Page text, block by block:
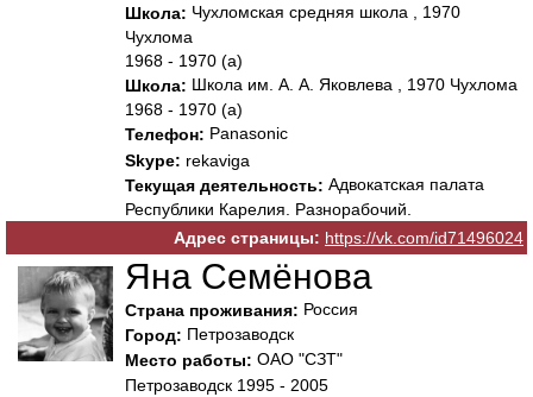
Школа: Чухломская средняя школа , 1970
Чухлома
1968 - 1970 (а)
Школа: Школа им. А. А. Яковлева , 1970 Чухлома
1968 - 1970 (а)
Телефон: Panasonic
Skype: rekaviga
Текущая деятельность: Адвокатская палата
Республики Карелия. Разнорабочий.
Адрес страницы: https://vk.com/id71496024
Яна Семёнова
Страна проживания: Россия
Город: Петрозаводск
Место работы: ОАО "СЗТ"
Петрозаводск 1995 - 2005